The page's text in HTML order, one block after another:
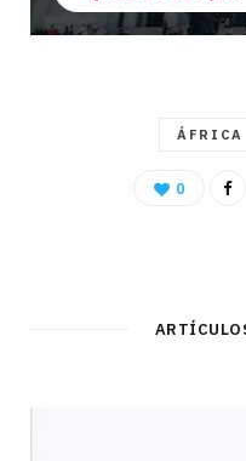
ÁFRICA
0